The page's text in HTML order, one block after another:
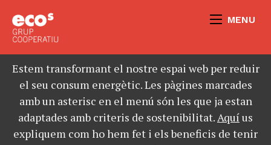
MENU
Estem transformant el nostre espai web per reduir
el seu consum energètic. Les pàgines marcades
amb un asterisc en el menú són les que ja estan
adaptades amb criteris de sostenibilitat.Aquíus
expliquem com ho hem fet i els beneficis de tenir